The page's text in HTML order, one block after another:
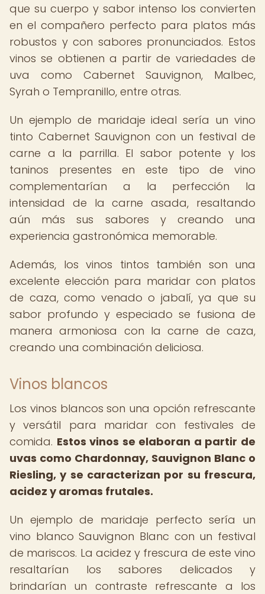
que su cuerpo y sabor intenso los convierten
en el compañero perfecto para platos más
robustos y con sabores pronunciados. Estos
vinos se obtienen a partir de variedades de
uva como Cabernet Sauvignon, Malbec,
Syrah o Tempranillo, entre otras.
Un ejemplo de maridaje ideal sería un vino
tinto Cabernet Sauvignon con un festival de
carne a la parrilla. El sabor potente y los
taninos presentes en este tipo de vino
complementarían a la perfección la
intensidad de la carne asada, resaltando
aún más sus sabores y creando una
experiencia gastronómica memorable.
Además, los vinos tintos también son una
excelente elección para maridar con platos
de caza, como venado o jabalí, ya que su
sabor profundo y especiado se fusiona de
manera armoniosa con la carne de caza,
creando una combinación deliciosa.
Vinos blancos
Los vinos blancos son una opción refrescante
y versátil para maridar con festivales de
comida. Estos vinos se elaboran a partir de
uvas como Chardonnay, Sauvignon Blanc o
Riesling, y se caracterizan por su frescura,
acidez y aromas frutales.
Un ejemplo de maridaje perfecto sería un
vino blanco Sauvignon Blanc con un festival
de mariscos. La acidez y frescura de este vino
resaltarían los sabores delicados y
brindarían un contraste refrescante a los